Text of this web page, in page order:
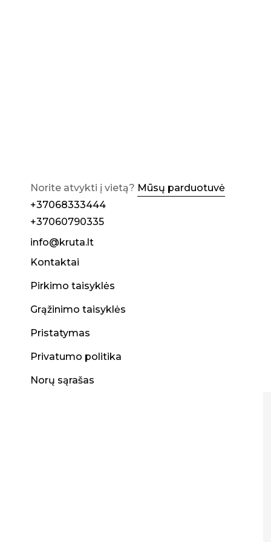
Norite atvykti į vietą? Mūsų parduotuvė
+37068333444
+37060790335
info@kruta.lt
Kontaktai
Pirkimo taisyklės
Grąžinimo taisyklės
Pristatymas
Privatumo politika
Norų sąrašas